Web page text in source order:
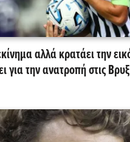
αλλά κρατάει την
για την ανατροπή στις